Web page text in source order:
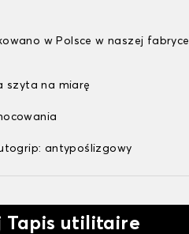
w Polsce w naszej fabryce
szyta na miarę
antypoślizgowy
Tapis utilitaire